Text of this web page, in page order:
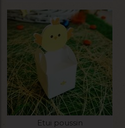
Etui poussin